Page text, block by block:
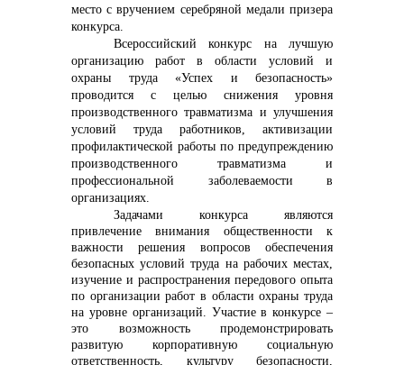
info@vostokcement.ru
место с вручением серебряной медали призера
конкурса.
Всероссийский конкурс на лучшую
организацию работ в области условий и
охраны труда «Успех и безопасность»
проводится с целью снижения уровня
производственного травматизма и улучшения
условий труда работников, активизации
профилактической работы по предупреждению
производственного травматизма и
профессиональной заболеваемости в
организациях.
Задачами конкурса являются
привлечение внимания общественности к
важности решения вопросов обеспечения
безопасных условий труда на рабочих местах,
изучение и распространения передового опыта
по организации работ в области охраны труда
на уровне организаций. Участие в конкурсе –
это возможность продемонстрировать
развитую корпоративную социальную
ответственность, культуру безопасности,